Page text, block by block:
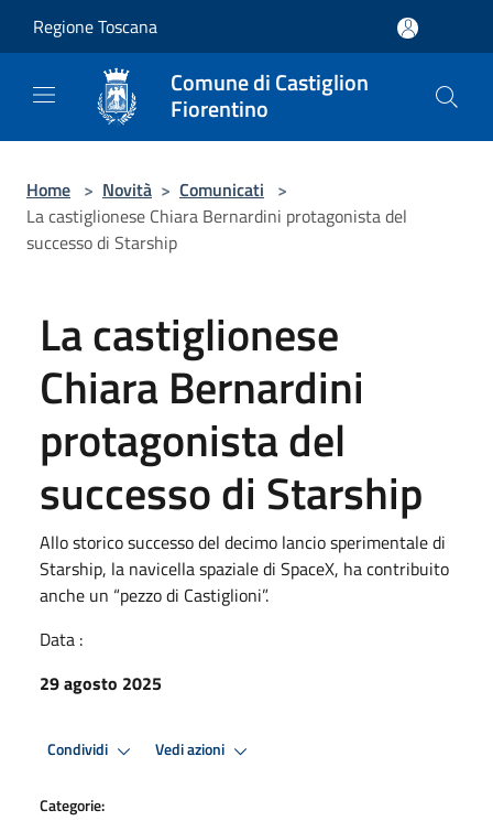
Regione Toscana
Comune di Castiglion
Fiorentino
Home > Novità > Comunicati >
La castiglionese Chiara Bernardini protagonista del
successo di Starship
La castiglionese
Chiara Bernardini
protagonista del
successo di Starship
Allo storico successo del decimo lancio sperimentale di
Starship, la navicella spaziale di SpaceX, ha contribuito
anche un “pezzo di Castiglioni”.
Data :
29 agosto 2025
Condividi Vedi azioni
Categorie: